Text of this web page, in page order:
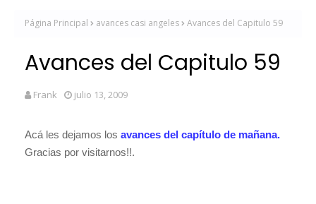
Página Principal avances casi angeles Avances del Capitulo 59
Avances del Capitulo 59
Frank julio 13, 2009
Acá les dejamos los avances del capítulo de mañana.
Gracias por visitarnos!!.